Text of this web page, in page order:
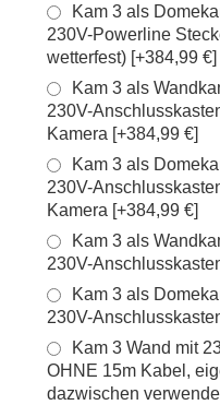
Kam 3 als
230V-Powerline
wetterfest) [+384,99 €]
Kam 3 als
230V-
Kamera [+384,99 €]
Kam 3 als
230V-
Kamera [+384,99 €]
Kam 3 als
230V-
Kam 3 als
230V-
Kam 3 Wand mit
OHNE 15m Kabel,
dazwischen